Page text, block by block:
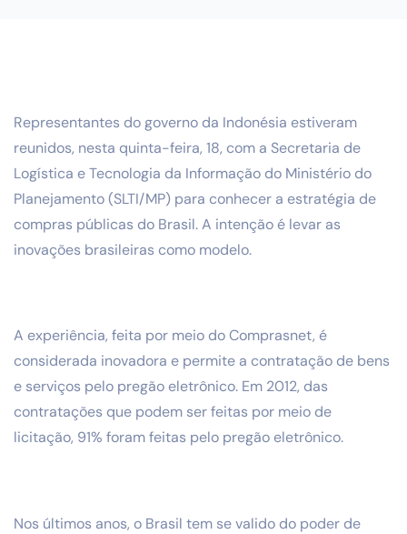
Representantes do governo da Indonésia estiveram
reunidos, nesta quinta-feira, 18, com a Secretaria de
Logística e Tecnologia da Informação do Ministério do
Planejamento (SLTI/MP) para conhecer a estratégia de
compras públicas do Brasil. A intenção é levar as
inovações brasileiras como modelo.
A experiência, feita por meio do Comprasnet, é
considerada inovadora e permite a contratação de bens
e serviços pelo pregão eletrônico. Em 2012, das
contratações que podem ser feitas por meio de
licitação, 91% foram feitas pelo pregão eletrônico.
Nos últimos anos, o Brasil tem se valido do poder de